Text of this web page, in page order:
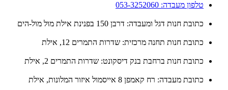
טלפון מעבדה: 053-3252060
כתובת חנות דגל ומעבדה: דרבן 150 בפנינת אילת מול מול-הים
כתובת חנות תחנה מרכזית: שדרות התמרים 12, אילת
כתובת חנות ברחבת בנק דיסקונט: שדרות התמרים 2, אילת
כתובת מעבדה: רח קאמפן 8 אייסמול איזור המלונות, אילת